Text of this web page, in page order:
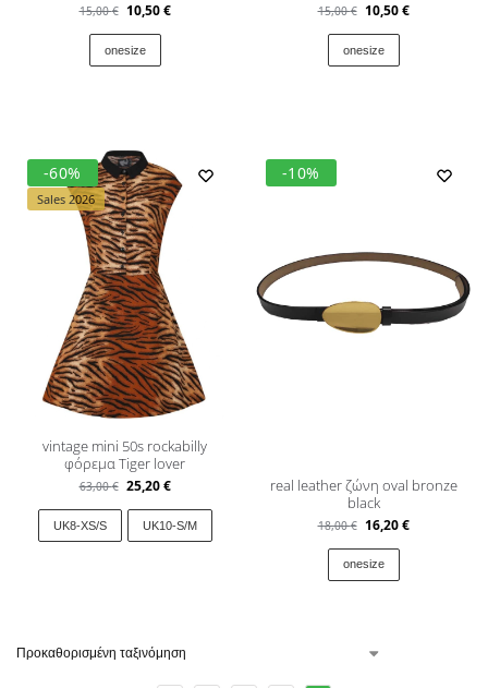
15,00€ 10,50€
onesize
15,00€ 10,50€
onesize
-60%
Sales 2026
vintage mini 50s rockabilly
φόρεμα Tiger lover
63,00€ 25,20€
UK8-XS/S UK10-S/M
-10%
real leather ζώνη oval bronze
black
18,00€ 16,20€
onesize